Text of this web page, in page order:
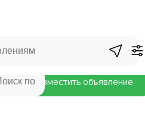
Разместить объявление